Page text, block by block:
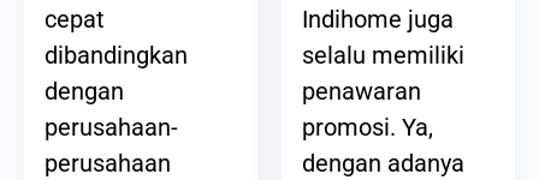
cepat
dibandingkan
dengan
perusahaan-
perusahaan
Indihome juga
selalu memiliki
penawaran
promosi. Ya,
dengan adanya